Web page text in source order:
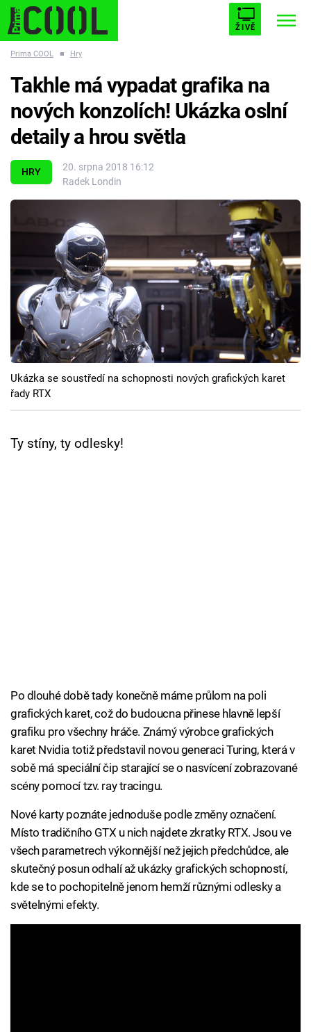
ŽIVĚ
ESCAPE PLNEJ KOTEL AVENGERS 5
Témata
Seriály
Hry
Cool Esport
Pořady
TV Program
Prima COOL ■ Hry
HRY
20. srpna 2018 16:12
Radek Londin
Takhle má vypadat grafika na
nových konzolích! Ukázka oslní
detaily a hrou světla
Ukázka se soustředí na schopnosti nových grafických karet
řady RTX
Ty stíny, ty odlesky!
Po dlouhé době tady konečně máme průlom na poli
grafických karet, což do budoucna přinese hlavně lepší
grafiku pro všechny hráče. Známý výrobce grafických
karet Nvidia totiž představil novou generaci Turing, která v
sobě má speciální čip starající se o nasvícení zobrazované
scény pomocí tzv. ray tracingu.
Nové karty poznáte jednoduše podle změny označení.
Místo tradičního GTX u nich najdete zkratky RTX. Jsou ve
všech parametrech výkonnější než jejich předchůdce, ale
skutečný posun odhalí až ukázky grafických schopností,
kde se to pochopitelně jenom hemží různými odlesky a
světelnými efekty.